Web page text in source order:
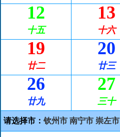
12
十五
13
十六
19
廿二
20
廿三
26
廿九
27
三十
请选择市： 钦州市 南宁市 崇左市